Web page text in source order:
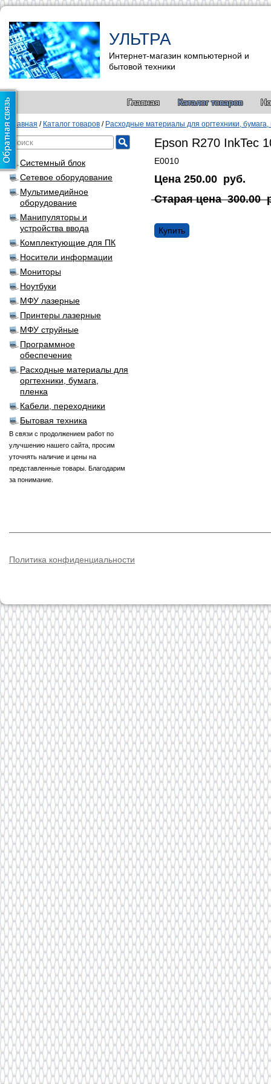
УЛЬТРА
Интернет-магазин компьютерной и
бытовой техники
Главная Каталог товаров
Главная / Каталог товаров / Расходные материалы для оргтехники, бумага,
Системный блок
Сетевое оборудование
Мультимедийное
оборудование
Манипуляторы и
устройства ввода
Комплектующие для ПК
Носители информации
Мониторы
Ноутбуки
МФУ лазерные
Принтеры лазерные
МФУ струйные
Программное
обеспечение
Расходные материалы для
оргтехники, бумага,
пленка
Кабели, переходники
Бытовая техника
В связи с продолжением работ по
улучшению нашего сайта, просим
уточнять наличие и цены на
представленные товары. Благодарим
за понимание.
Epson R270 InkTec
Е0010
Цена 250.00 руб.
Старая цена 300.00
Купить
Политика конфиденциальности